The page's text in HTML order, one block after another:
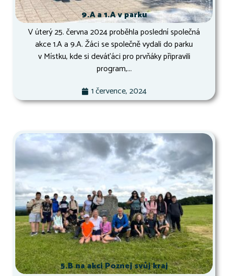
9.A a 1.A v parku
V úterý 25. června 2024 proběhla poslední společná
akce 1.A a 9.A. Žáci se společně vydali do parku
v Místku, kde si deváťáci pro prvňáky připravili
program,...
1 července, 2024
5.B na akci Poznej svůj kraj